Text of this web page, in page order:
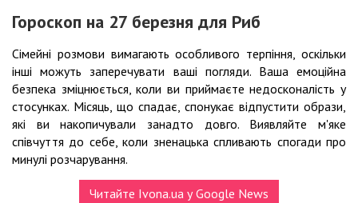
Гороскоп на 27 березня для Риб
Сімейні розмови вимагають особливого терпіння, оскільки
інші можуть заперечувати ваші погляди. Ваша емоційна
безпека зміцнюється, коли ви приймаєте недосконалість у
стосунках. Місяць, що спадає, спонукає відпустити образи,
які ви накопичували занадто довго. Виявляйте м'яке
співчуття до себе, коли зненацька спливають спогади про
минулі розчарування.
Читайте Ivona.ua у Google News